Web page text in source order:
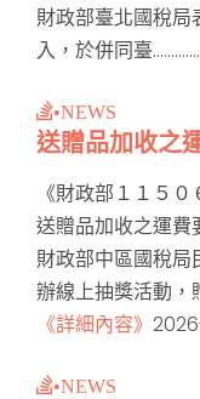
財政部臺北國稅
入，於併同臺
•NEWS
送贈品加收之
《財政部１１５０
送贈品加收之運費
財政部中區國稅
辦線上抽獎活動，
《詳細內容》
•NEWS